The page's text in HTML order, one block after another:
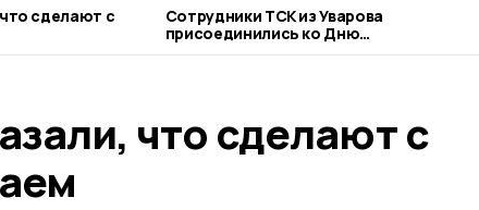
сделают с
Сотрудники ТСК из Уварова
присоединились ко Дню
благотворительного труда
что сделают с